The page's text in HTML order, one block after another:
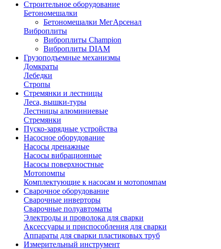
Строительное оборудование
Бетономешалки
Бетономешалки МегАрсенал
Виброплиты
Виброплиты Champion
Виброплиты DIAM
Грузоподъемные механизмы
Домкраты
Лебедки
Стропы
Стремянки и лестницы
Леса, вышки-туры
Лестницы алюминиевые
Стремянки
Пуско-зарядные устройства
Насосное оборудование
Насосы дренажные
Насосы вибрационные
Насосы поверхностные
Мотопомпы
Комплектующие к насосам и мотопомпам
Сварочное оборудование
Сварочные инверторы
Сварочные полуавтоматы
Электроды и проволока для сварки
Аксессуары и приспособления для сварки
Аппараты для сварки пластиковых труб
Измерительный инструмент